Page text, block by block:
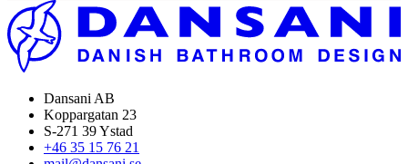
Dansani AB
Koppargatan 23
S-271 39 Ystad
+46 35 15 76 21